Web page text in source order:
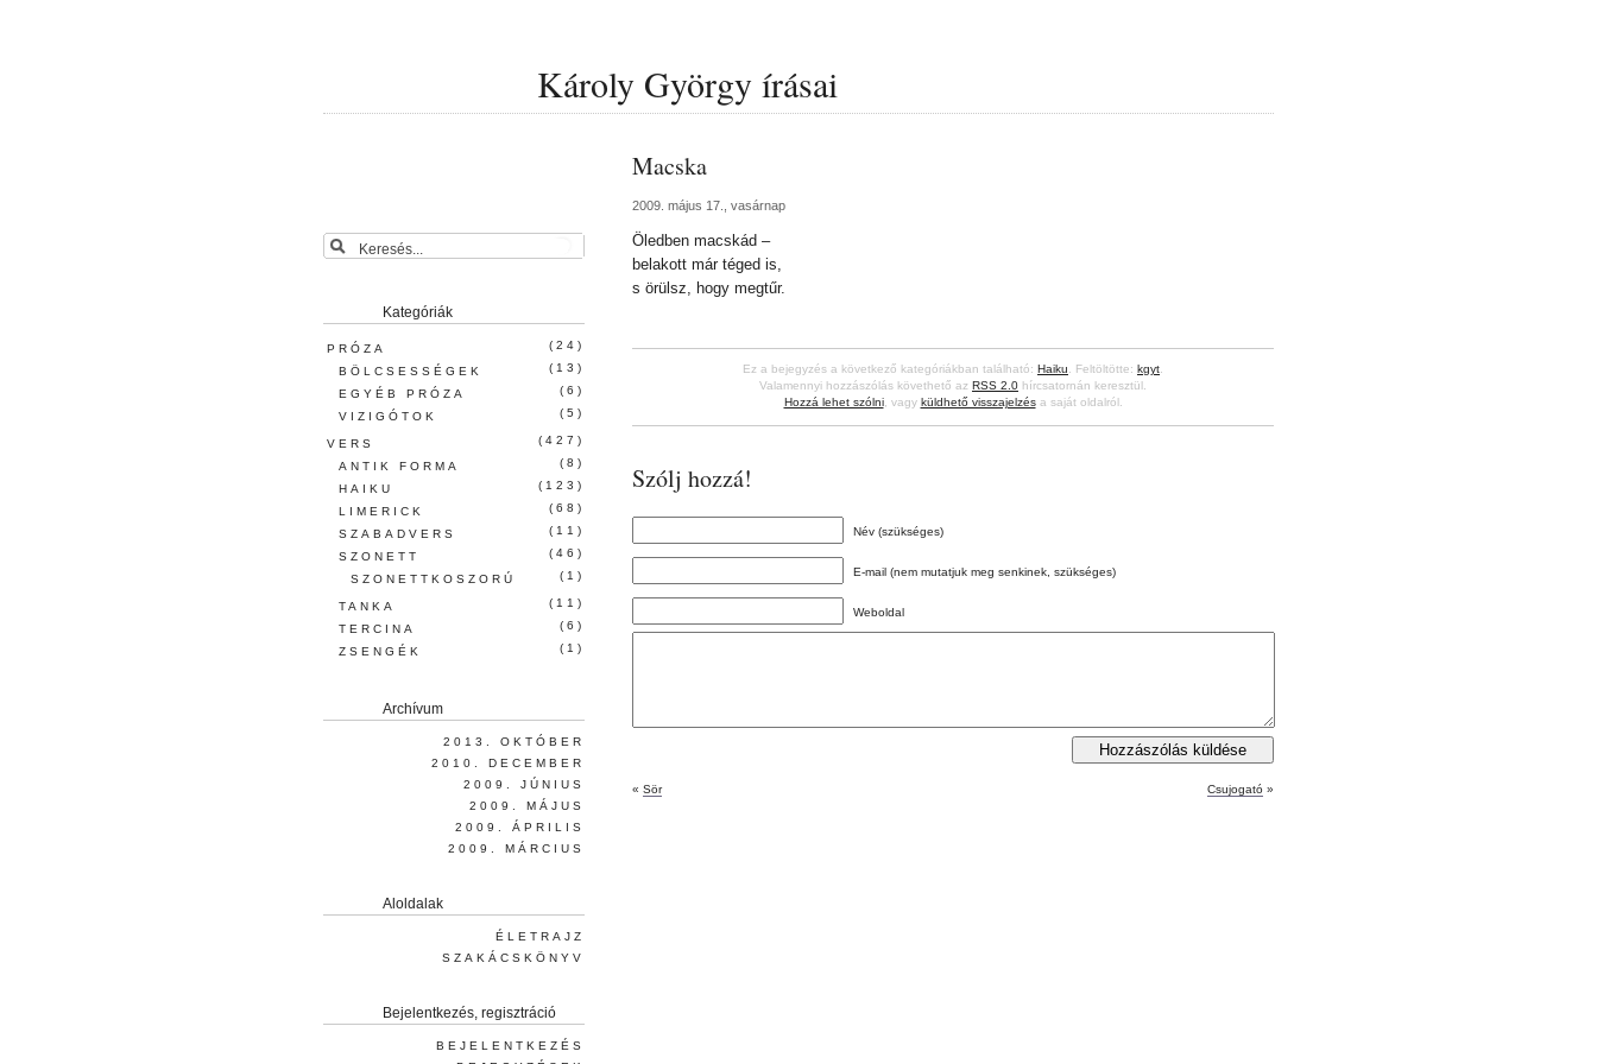
Károly György írásai
Macska
2009. május 17., vasárnap
Öledben macskád –
belakott már téged is,
s örülsz, hogy megtűr.
Ez a bejegyzés a következő kategóriákban található: Haiku . Feltöltötte: kgyt
Valamennyi hozzászólás követhető az RSS 2.0 hírcsatornán keresztül.
Hozzá lehet szólni, vagy küldhető visszajelzésa saját oldalról.
Szólj hozzá!
Név (szükséges)
E-mail (nem mutatjuk meg senkinek, szükséges)
Weboldal
« Sör Csujogató »
Kategóriák
PRÓZA
(24)
BÖLCSESSÉGEK
(13)
EGYÉB PRÓZA
(6)
VIZIGÓTOK
(5)
VERS
(427)
ANTIK FORMA
(8)
HAIKU
(123)
LIMERICK
(68)
SZABADVERS
(11)
SZONETT
(46)
SZONETTKOSZORÚ
(1)
TANKA
(11)
TERCINA
(6)
ZSENGÉK
(1)
Archívum
2013. OKTÓBER
2010. DECEMBER
2009. JÚNIUS
2009. MÁJUS
2009. ÁPRILIS
2009. MÁRCIUS
Aloldalak
ÉLETRAJZ
SZAKÁCSKÖNYV
Bejelentkezés, regisztráció
BEJELENTKEZÉS